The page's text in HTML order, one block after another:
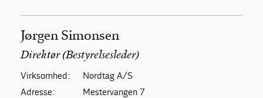
Jørgen Simonsen
Direktør (Bestyrelsesleder)
Virksomhed:
Nordtag A/S
Adresse:
Mestervangen 7